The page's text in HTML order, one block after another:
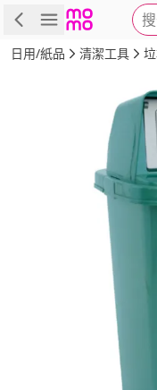
商品 評
日用/紙品 清潔工具